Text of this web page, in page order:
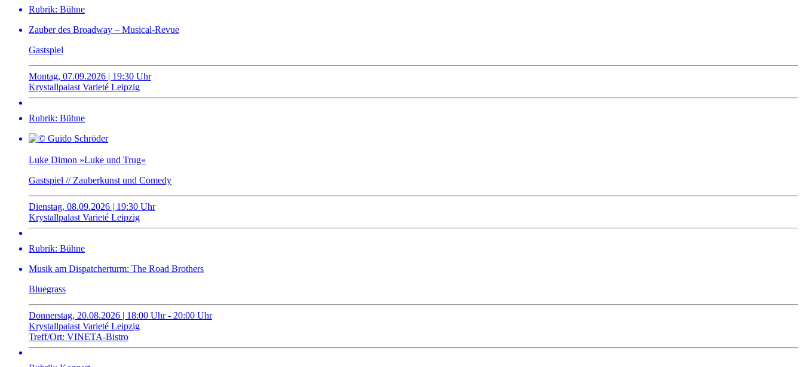
Rubrik: Bühne
Zauber des Broadway – Musical-Revue
Gastspiel
Montag, 07.09.2026 | 19:30 Uhr
Krystallpalast Varieté Leipzig
Rubrik: Bühne
Luke Dimon »Luke und Trug«
Gastspiel // Zauberkunst und Comedy
Dienstag, 08.09.2026 | 19:30 Uhr
Krystallpalast Varieté Leipzig
Rubrik: Bühne
Musik am Dispatcherturm: The Road Brothers
Bluegrass
Donnerstag, 20.08.2026 | 18:00 Uhr - 20:00 Uhr
Krystallpalast Varieté Leipzig
Treff/Ort: VINETA-Bistro